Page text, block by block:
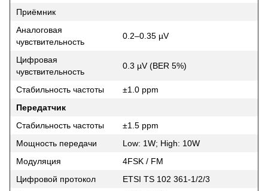
Приёмник
Аналоговая
чувствительность
0.2–0.35 µV
Цифровая
чувствительность
0.3 µV (BER 5%)
Стабильность частоты
±1.0 ppm
Передатчик
Стабильность частоты
±1.5 ppm
Мощность передачи
Low: 1W; High: 10W
Модуляция
4FSK / FM
Цифровой протокол
ETSI TS 102 361-1/2/3